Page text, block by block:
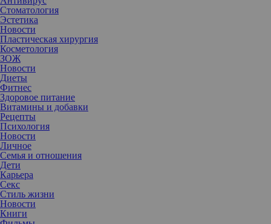
Стоматология
Эстетика
Новости
Пластическая хирургия
Косметология
ЗОЖ
Новости
Диеты
Фитнес
Здоровое питание
Витамины и добавки
Рецепты
Психология
Новости
Личное
Семья и отношения
Дети
Карьера
Секс
Стиль жизни
Новости
Книги
Английский бренд NEW CID Cosmetics 31 октября впервые